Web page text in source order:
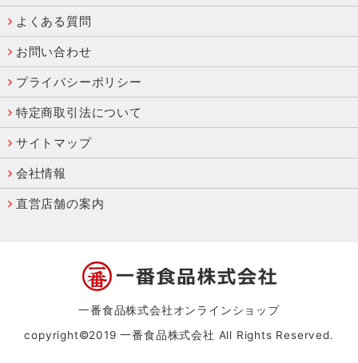
よくある質問
お問い合わせ
プライバシーポリシー
特定商取引法について
サイトマップ
会社情報
直営店舗の案内
一番食品株式会社オンラインショップ
copyright©2019 一番食品株式会社 All Rights Reserved.